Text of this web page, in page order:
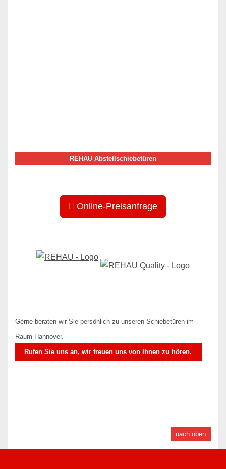
REHAU Abstellschiebetüren
Online-Preisanfrage
Gerne beraten wir Sie persönlich zu unseren Schiebetüren im
Raum Hannover.
Rufen Sie uns an, wir freuen uns von Ihnen zu hören.
nach oben